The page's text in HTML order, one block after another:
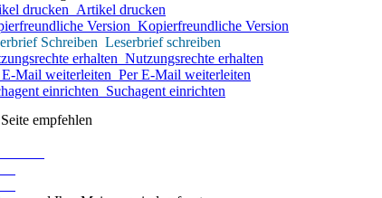
Artikel drucken
Kopierfreundliche Version
Leserbrief schreiben
Nutzungsrechte erhalten
Per E-Mail weiterleiten
Suchagent einrichten
empfehlen